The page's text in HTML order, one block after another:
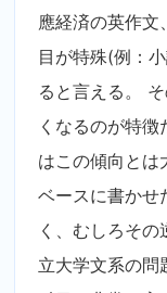
應経済の英作文
目が特殊(例：
ると言える。
くなるのが特
はこの傾向とは
ベースに書かせ
く、むしろそ
立大学文系の問